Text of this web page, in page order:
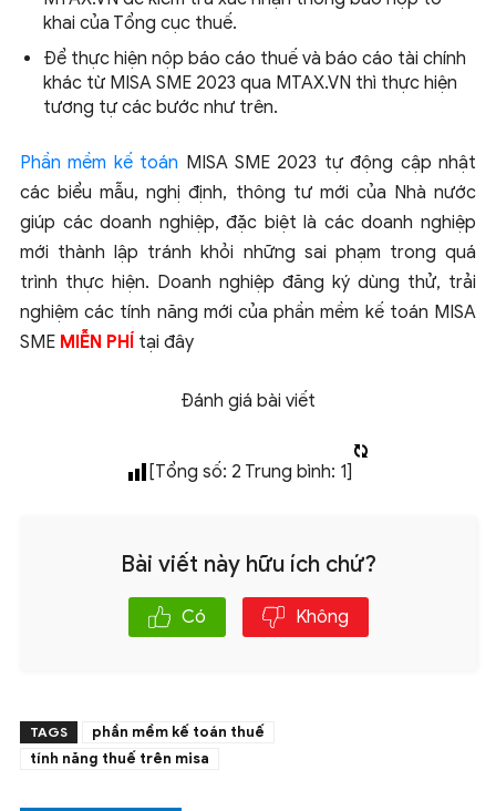
khai của Tổng cục thuế.
Để thực hiện nộp báo cáo thuế và báo cáo tài chính
khác từ MISA SME 2023 qua MTAX.VN thì thực hiện
tương tự các bước như trên.
Phần mềm kế toán MISA SME 2023 tự động cập nhật
các biểu mẫu, nghị định, thông tư mới của Nhà nước
giúp các doanh nghiệp, đặc biệt là các doanh nghiệp
mới thành lập tránh khỏi những sai phạm trong quá
trình thực hiện. Doanh nghiệp đăng ký dùng thử, trải
nghiệm các tính năng mới của phần mềm kế toán MISA
SME MIỄN PHÍ tại đây
Đánh giá bài viết
[Tổng số: 2 Trung bình: 1]
Bài viết này hữu ích chứ?
Có Không
TAGS
phần mềm kế toán thuế
tính năng thuế trên misa